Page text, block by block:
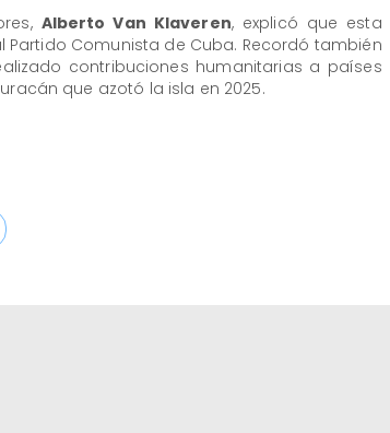
Alberto Van Klaveren, explicó que esta
Comunista de Cuba. Recordó también
contribuciones humanitarias a países
que azotó la isla en 2025.